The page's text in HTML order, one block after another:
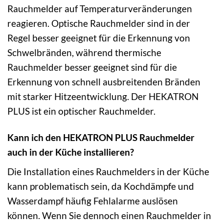
Rauchmelder auf Temperaturveränderungen
reagieren. Optische Rauchmelder sind in der
Regel besser geeignet für die Erkennung von
Schwelbränden, während thermische
Rauchmelder besser geeignet sind für die
Erkennung von schnell ausbreitenden Bränden
mit starker Hitzeentwicklung. Der HEKATRON
PLUS ist ein optischer Rauchmelder.
Kann ich den HEKATRON PLUS Rauchmelder
auch in der Küche installieren?
Die Installation eines Rauchmelders in der Küche
kann problematisch sein, da Kochdämpfe und
Wasserdampf häufig Fehlalarme auslösen
können. Wenn Sie dennoch einen Rauchmelder in